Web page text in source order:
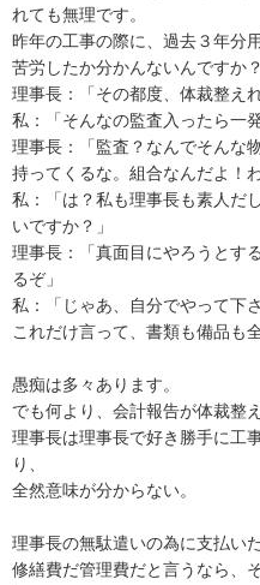
れても無理です。
昨年の工事の際に、過去３年分
苦労したか分かんないんですか？
理事長：「その都度、体裁整え
私：「そんなの監査入ったら一
理事長：「監査？なんでそんな
持ってくるな。組合なんだよ！
私：「は？私も理事長も素人だ
いですか？」
理事長：「真面目にやろうとす
るぞ」
私：「じゃあ、自分でやって下
これだけ言って、書類も備品も
愚痴は多々あります。
でも何より、会計報告が体裁整
理事長は理事長で好き勝手に工
り、
全然意味が分からない。
理事長の無駄遣いの為に支払い
修繕費だ管理費だと言うなら、